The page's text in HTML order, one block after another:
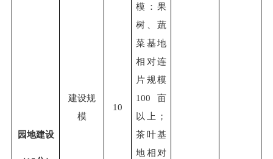
园地建设
建设规
模
10
模：果
树、蔬
菜基地
相对连
片规模
100亩
以上；
茶叶基
地相对